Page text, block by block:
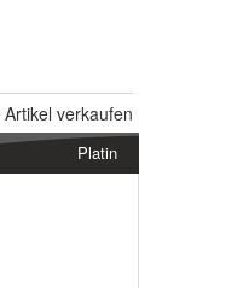
Artikel verkaufen
Platin